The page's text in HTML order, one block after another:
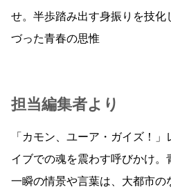
せ。半歩踏み出す身振りを技化
づった青春の思惟
担当編集者より
「カモン、ユーア・ガイズ！
イブでの魂を震わす呼びかけ
一瞬の情景や言葉は、大都市の